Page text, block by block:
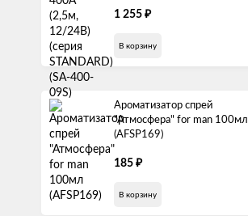
1 255 ₽
В корзину
Ароматизатор спрей
"Атмосфера" for man 100мл
(AFSP169)
185 ₽
В корзину